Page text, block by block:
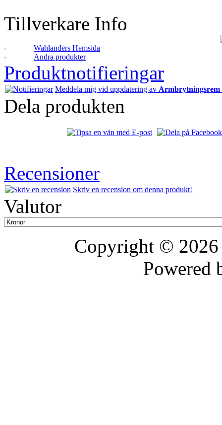
Tillverkare Info
-
Wahlanders Hemsida
-
Andra produkter
Produktnotifieringar
Meddela mig vid uppdatering av
Dela produkten
Recensioner
Skriv en recension om denna produkt!
Valutor
Copyright ©
Powered